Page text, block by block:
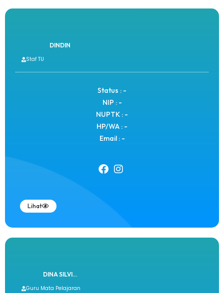
DINDIN
Staf TU
Status : -
NIP : -
NUPTK : -
HP/WA : -
Email : -
Lihat
DINA SILVI...
Guru Mata Pelajaran